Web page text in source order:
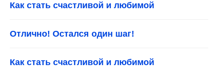
Как стать счастливой и любимой
Отлично! Остался один шаг!
Как стать счастливой и любимой